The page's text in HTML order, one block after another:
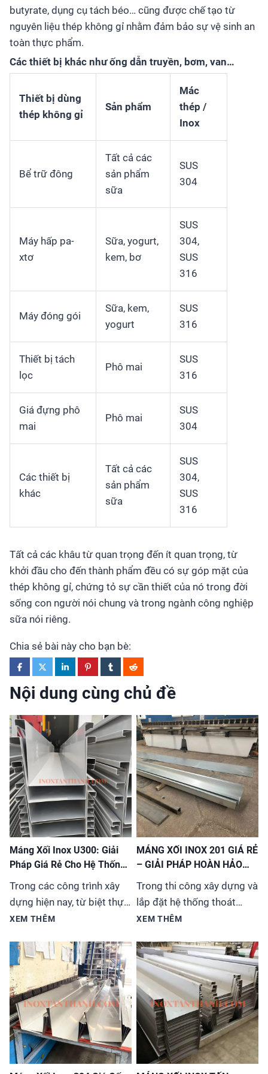
butyrate, dụng cụ tách béo… cũng được chế tạo từ
nguyên liệu thép không gỉ nhằm đảm bảo sự vệ sinh an
toàn thực phẩm.
Các thiết bị khác như ống dẫn truyền, bơm, van…
Thiết bị dùng
thép không gỉ
Sản phẩm
Mác
thép /
Inox
Bể trữ đông
Tất cả các
sản phẩm
sữa
SUS
304
Máy hấp pa-
xtơ
Sữa, yogurt,
kem, bơ
SUS
304,
SUS
316
Máy đóng gói
Sữa, kem,
yogurt
SUS
316
Thiết bị tách
lọc
Phô mai
SUS
316
Giá đựng phô
mai
Phô mai
SUS
304
Các thiết bị
khác
Tất cả các
sản phẩm
sữa
SUS
304,
SUS
316
Tất cả các khâu từ quan trọng đến ít quan trọng, từ
khởi đầu cho đến thành phẩm đều có sự góp mặt của
thép không gỉ, chứng tỏ sự cần thiết của nó trong đời
sống con người nói chung và trong ngành công nghiệp
sữa nói riêng.
Chia sẻ bài này cho bạn bè:
Nội dung cùng chủ đề
Máng Xối Inox U300: Giải
Pháp Giá Rẻ Cho Hệ Thống
Trong các công trình xây
dựng hiện nay, từ biệt thự,
nhà phố đến các tòa nhà
thống máng xối (hay còn
gọi là ống thoát nước
mưa) không chỉ đơn thuần
là giải quyết vấn đề kỹ
thuật mà còn liên quan đến
tính thẩm mỹ và độ...
XEM THÊM
MÁNG XỐI INOX 201 GIÁ RẺ
– GIẢI PHÁP HOÀN HẢO
CHO MỌI CÔNG TRÌNH
Trong thi công xây dựng và
lắp đặt hệ thống thoát
nước, việc lựa chọn vật liệu
lượng vừa tiết kiệm chi phí
luôn là ưu tiên hàng
đầu. Máng xối inox 201 đã
trở thành sự lựa chọn tối
ưu cho đa dạng công trình
từ nhà ở, biệt thự...
XEM THÊM